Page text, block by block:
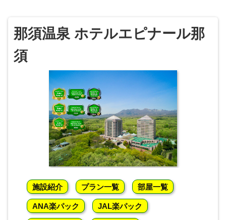
那須温泉 ホテルエピナール那
須
施設紹介 プラン一覧 部屋一覧
ANA楽パック JAL楽パック